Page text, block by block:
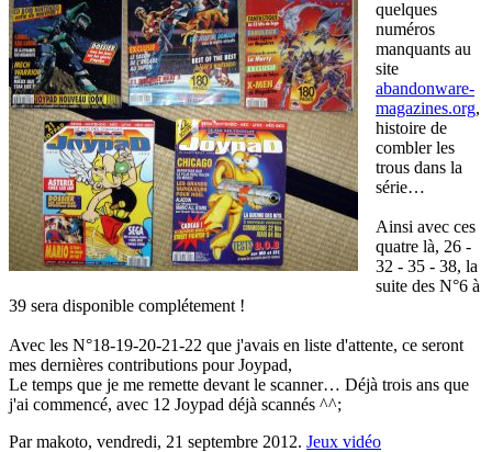
quelques
numéros
manquants au
site
abandonware-
magazines.org,
histoire de
combler les
trous dans la
série…
Ainsi avec ces
quatre là, 26 -
32 - 35 - 38, la
suite des N°6 à
39 sera disponible complétement !
Avec les N°18-19-20-21-22 que j'avais en liste d'attente, ce seront
mes dernières contributions pour Joypad,
Le temps que je me remette devant le scanner… Déjà trois ans que
j'ai commencé, avec 12 Joypad déjà scannés ^^;
Par makoto, vendredi, 21 septembre 2012. Jeux vidéo